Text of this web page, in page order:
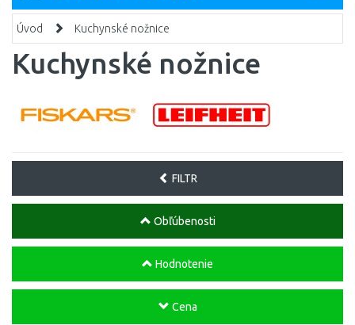
Úvod Kuchynské nožnice
Kuchynské nožnice
FILTR
Obľúbenosti
Hodnotenie
Cena